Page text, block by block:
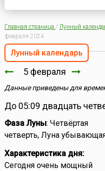
Главная страница / Лунный
февраля 2024
Лунный календарь
5 февраля
Данные приведены для
До 05:09 двадцать
Фаза Луны: Четвёртая
четверть, Луна
Характеристика дня:
Сегодня очень мощный